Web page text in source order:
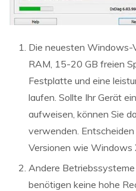
Die neuesten Windows-
RAM, 15-20 GB freien
Festplatte und eine
laufen. Sollte Ihr Gerät
aufweisen, können Sie
verwenden.
Versionen wie Windows
Andere
benötigen keine hohe